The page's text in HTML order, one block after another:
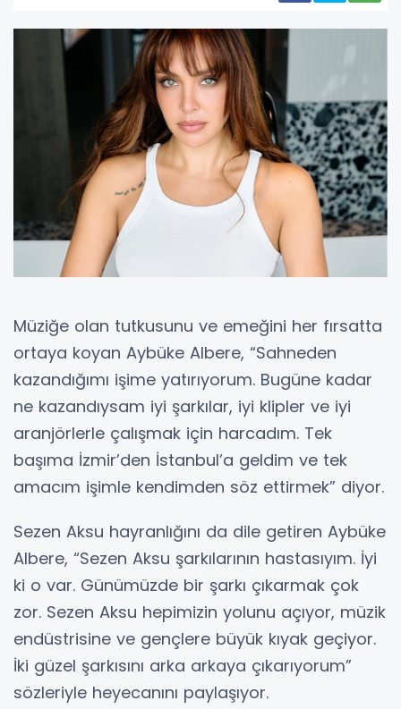
Müziğe olan tutkusunu ve emeğini her fırsatta
ortaya koyan Aybüke Albere, “Sahneden
kazandığımı işime yatırıyorum. Bugüne kadar
ne kazandıysam iyi şarkılar, iyi klipler ve iyi
aranjörlerle çalışmak için harcadım. Tek
başıma İzmir’den İstanbul’a geldim ve tek
amacım işimle kendimden söz ettirmek” diyor.
Sezen Aksu hayranlığını da dile getiren Aybüke
Albere, “Sezen Aksu şarkılarının hastasıyım. İyi
ki o var. Günümüzde bir şarkı çıkarmak çok
zor. Sezen Aksu hepimizin yolunu açıyor, müzik
endüstrisine ve gençlere büyük kıyak geçiyor.
İki güzel şarkısını arka arkaya çıkarıyorum”
sözleriyle heyecanını paylaşıyor.